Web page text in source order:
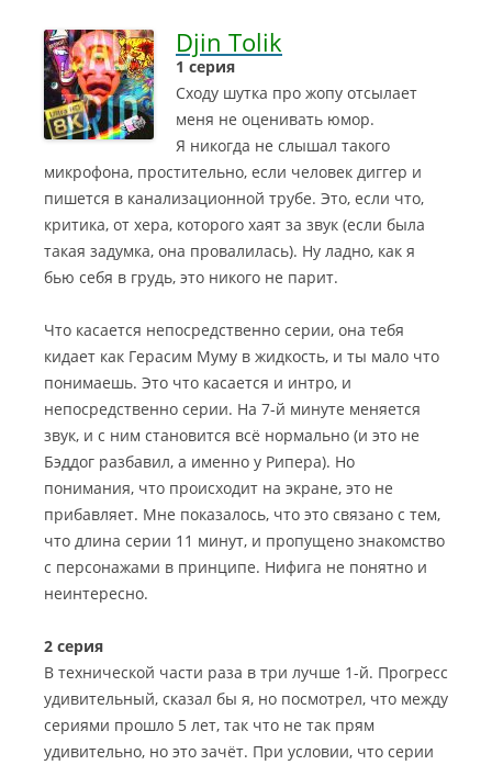
Djin Tolik
1 серия
Сходу шутка про жопу отсылает
меня не оценивать юмор.
Я никогда не слышал такого
микрофона, простительно, если человек диггер и
пишется в канализационной трубе. Это, если что,
критика, от хера, которого хаят за звук (если была
такая задумка, она провалилась). Ну ладно, как я
бью себя в грудь, это никого не парит.
Что касается непосредственно серии, она тебя
кидает как Герасим Муму в жидкость, и ты мало что
понимаешь. Это что касается и интро, и
непосредственно серии. На 7-й минуте меняется
звук, и с ним становится всё нормально (и это не
Бэддог разбавил, а именно у Рипера). Но
понимания, что происходит на экране, это не
прибавляет. Мне показалось, что это связано с тем,
что длина серии 11 минут, и пропущено знакомство
с персонажами в принципе. Нифига не понятно и
неинтересно.
2 серия
В технической части раза в три лучше 1-й. Прогресс
удивительный, сказал бы я, но посмотрел, что между
сериями прошло 5 лет, так что не так прям
удивительно, но это зачёт. При условии, что серии